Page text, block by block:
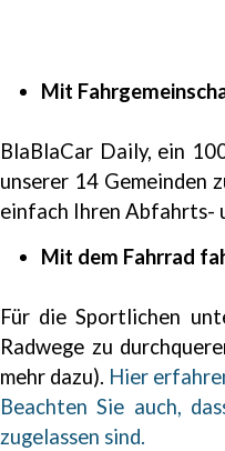
Mit
BlaBlaCar Daily, ein
unserer 14 Gemeinden
einfach Ihren Abfahrts-
Mit dem Fahrrad
Für die Sportlichen
Radwege zu
mehr dazu). Hier
Beachten Sie auch,
zugelassen sind.